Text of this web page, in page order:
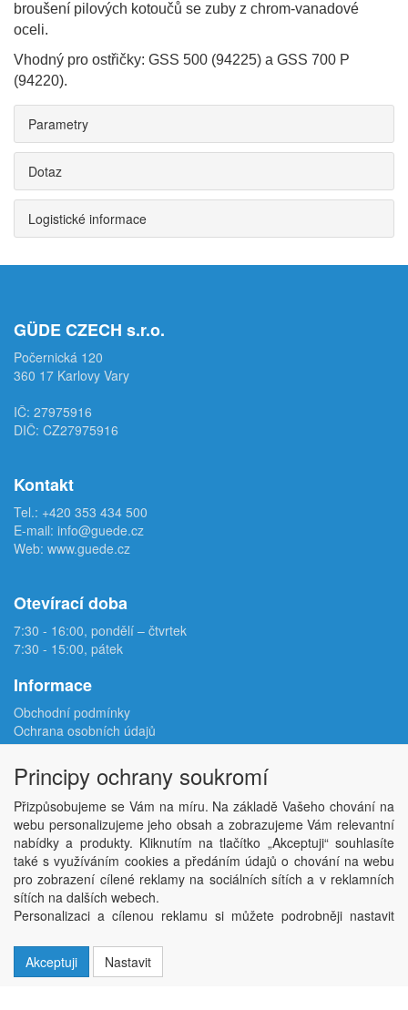
broušení pilových kotoučů se zuby z chrom-vanadové
oceli.
Vhodný pro ostřičky: GSS 500 (94225) a GSS 700 P
(94220).
Parametry
Dotaz
Logistické informace
GÜDE CZECH s.r.o.
Počernická 120
360 17 Karlovy Vary
IČ: 27975916
DIČ: CZ27975916
Kontakt
Tel.: +420 353 434 500
E-mail: info@guede.cz
Web: www.guede.cz
Otevírací doba
7:30 - 16:00, pondělí – čtvrtek
7:30 - 15:00, pátek
Informace
Obchodní podmínky
Ochrana osobních údajů
Reklamační protokol
Odstoupení od smlouvy
Podmínky užití e-shopu
Doprava
Velkoobchod
Kontakt
Nastavení soukromí
Copyright © ABRA Software a.s. 2026,
Principy ochrany soukromí
Přizpůsobujeme se Vám na míru. Na základě Vašeho chování na
webu personalizujeme jeho obsah a zobrazujeme Vám relevantní
nabídky a produkty. Kliknutím na tlačítko „Akceptuji“ souhlasíte
také s využíváním cookies a předáním údajů o chování na webu
pro zobrazení cílené reklamy na sociálních sítích a v reklamních
sítích na dalších webech.
Personalizaci a cílenou reklamu si můžete podrobněji nastavit
Akceptuji
Nastavit